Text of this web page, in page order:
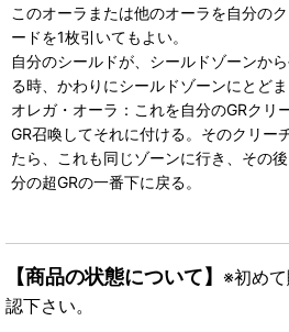
このオーラまたは他のオーラを自分の
ードを1枚引いてもよい。
自分のシールドが、シールドゾーンか
る時、かわりにシールドゾーンにとどま
オレガ・オーラ：これを自分のGRクリ
GR召喚してそれに付ける。そのクリー
たら、これも同じゾーンに行き、その
分の超GRの一番下に戻る。
【商品の状態について】 ※初め
認下さい。